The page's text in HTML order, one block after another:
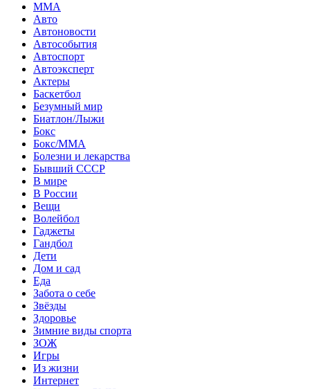
MMA
Авто
Автоновости
Автособытия
Автоспорт
Автоэксперт
Актеры
Баскетбол
Безумный мир
Биатлон/Лыжи
Бокс
Бокс/MMA
Болезни и лекарства
Бывший СССР
В мире
В России
Вещи
Волейбол
Гаджеты
Гандбол
Дети
Дом и сад
Еда
Забота о себе
Звёзды
Здоровье
Зимние виды спорта
ЗОЖ
Игры
Из жизни
Интернет